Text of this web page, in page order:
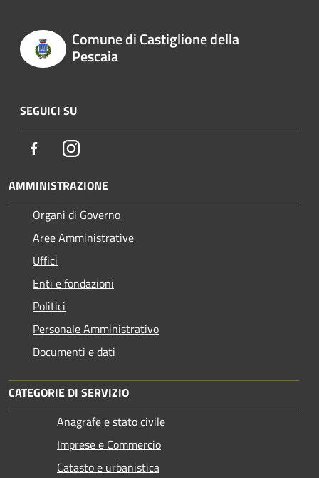
Comune di Castiglione della
Pescaia
SEGUICI SU
FacebookInstagram
AMMINISTRAZIONE
Organi di Governo
Aree Amministrative
Uffici
Enti e fondazioni
Politici
Personale Amministrativo
Documenti e dati
CATEGORIE DI SERVIZIO
Anagrafe e stato civile
Imprese e Commercio
Catasto e urbanistica